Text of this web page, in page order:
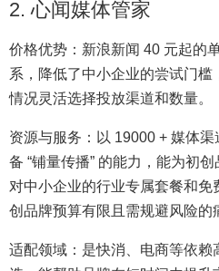
2. 心闻媒体管家
价格优势：新浪新闻 40 元起的
系，降低了中小企业的尝试门
情况灵活选择投放渠道和数量。
资源与服务：以 19000 + 媒体
备 “铺量传播” 的能力，能为初
对中小企业的行业专属套餐和
创品牌预算有限且需规避风险的
适配领域：是快消、电商等依